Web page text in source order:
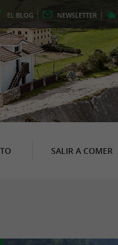
EL BLOG NEWSLETTER
SALIR A COMER